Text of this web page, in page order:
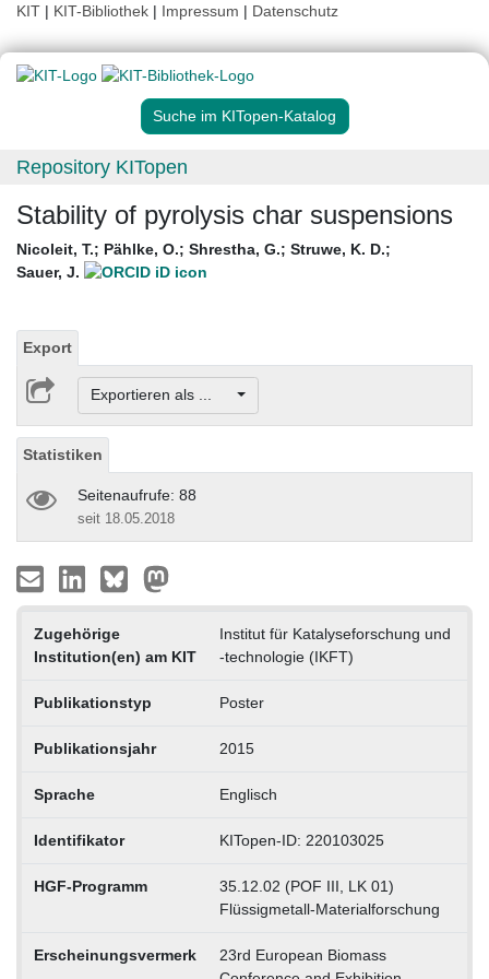
KIT | KIT-Bibliothek | Impressum | Datenschutz
Suche im KITopen-Katalog
Repository KITopen
Stability of pyrolysis char suspensions
Nicoleit, T.; Pählke, O.; Shrestha, G.; Struwe, K. D.;
Sauer, J.
Export
Exportieren als ...
Statistiken
Seitenaufrufe: 88
seit 18.05.2018
Zugehörige
Institution(en) am KIT
Institut für Katalyseforschung und
-technologie (IKFT)
Publikationstyp Poster
Publikationsjahr 2015
Sprache Englisch
Identifikator KITopen-ID: 220103025
HGF-Programm
35.12.02 (POF III, LK 01)
Flüssigmetall-Materialforschung
Erscheinungsvermerk
23rd European Biomass